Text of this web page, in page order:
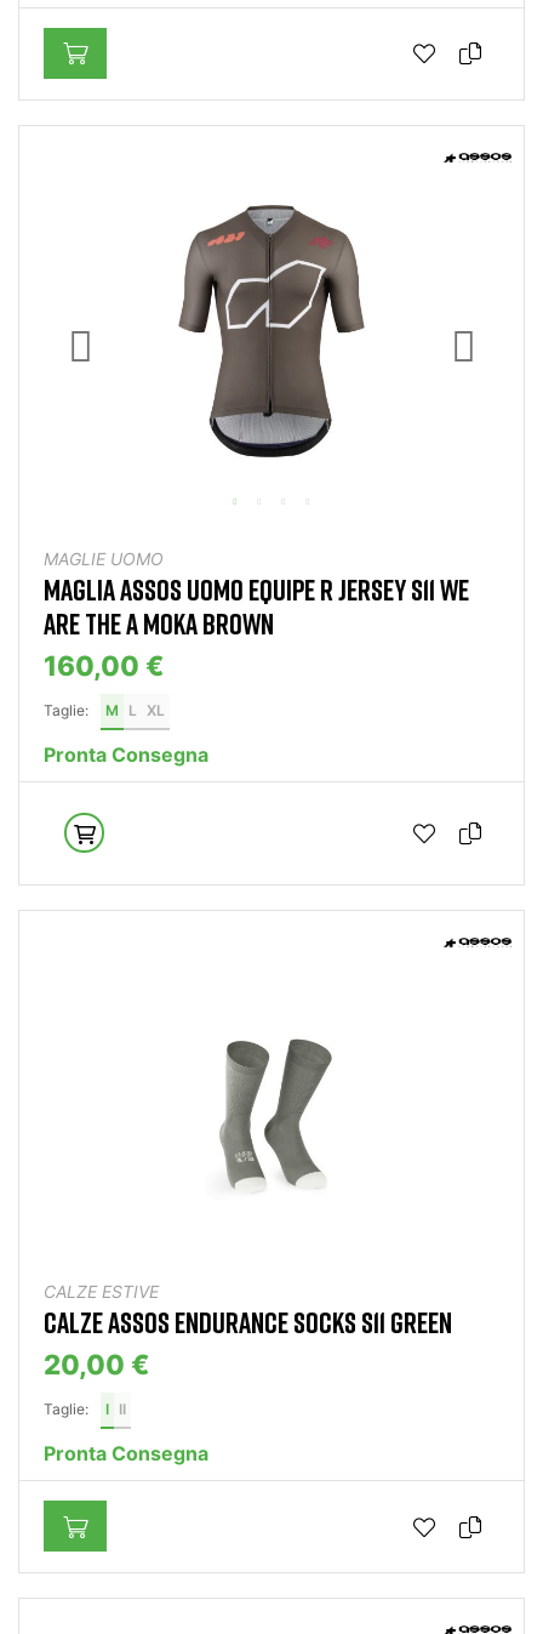
MAGLIE UOMO
MAGLIA ASSOS UOMO EQUIPE R JERSEY S11 WE
ARE THE A MOKA BROWN
160,00 €
Taglie: M L XL
Pronta Consegna
CALZE ESTIVE
CALZE ASSOS ENDURANCE SOCKS S11 GREEN
20,00 €
Taglie: I II
Pronta Consegna